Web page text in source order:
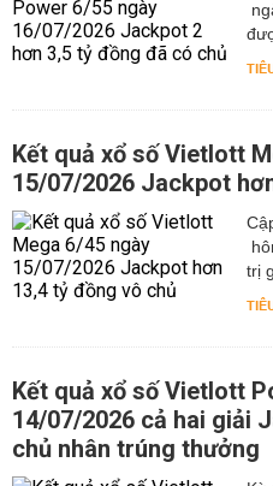
Kết quả xổ số Vietlott
15/07/2026 Jackpot
trị
Kết quả xổ số Vietlott
14/07/2026 cả hai giải
chủ nhân trúng thưởng